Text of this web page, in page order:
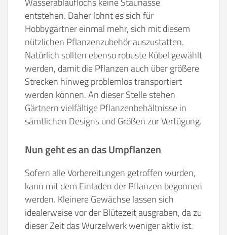
entstehen. Daher lohnt es sich für
Hobbygärtner einmal mehr, sich mit diesem
nützlichen Pflanzenzubehör auszustatten.
Natürlich sollten ebenso robuste Kübel gewählt
werden, damit die Pflanzen auch über größere
Strecken hinweg problemlos transportiert
werden können. An dieser Stelle stehen
Gärtnern vielfältige Pflanzenbehältnisse in
sämtlichen Designs und Größen zur Verfügung.
Nun geht es an das Umpflanzen
Sofern alle Vorbereitungen getroffen wurden,
kann mit dem Einladen der Pflanzen begonnen
werden. Kleinere Gewächse lassen sich
idealerweise vor der Blütezeit ausgraben, da zu
dieser Zeit das Wurzelwerk weniger aktiv ist.